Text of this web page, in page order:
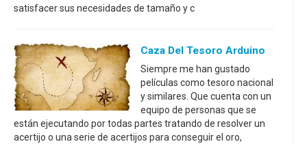
satisfacer sus necesidades de tamaño y c
Caza Del Tesoro Arduino
Siempre me han gustado
películas como tesoro nacional
y similares. Que cuenta con un
equipo de personas que se
están ejecutando por todas partes tratando de resolver un
acertijo o una serie de acertijos para conseguir el oro,